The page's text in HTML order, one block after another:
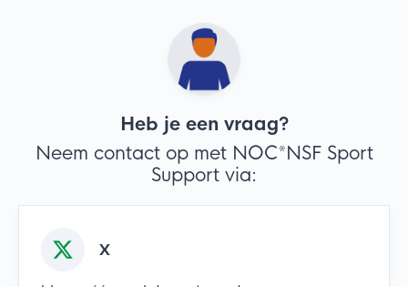
Heb je een vraag?
Neem contact op met NOC*NSF Sport
Support via:
X